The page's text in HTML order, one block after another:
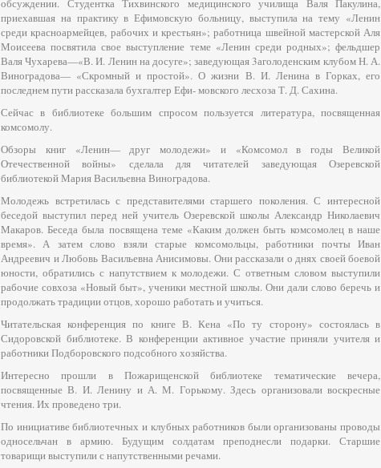
обсуждении. Студентка Тихвинского медицинского училища Валя Пакулина,
приехавшая на практику в Ефимовскую больницу, выступила на тему «Ленин
среди красноармейцев, рабочих и крестьян»; работница швейной мастерской Аля
Моисеева посвятила свое выступление теме «Ленин среди родных»; фельдшер
Валя Чухарева—«В. И. Ленин на досуге»; заведующая 3аголоденским клубом Н. А.
Виноградова— «Скромный и простой». О жизни В. И. Ленина в Горках, его
последнем пути рассказала бухгалтер Ефи- мовского лесхоза Т. Д. Сахина.
Сейчас в библиотеке большим спросом пользуется литература, посвященная
комсомолу.
Обзоры книг «Ленин— друг молодежи» и «Комсомол в годы Великой
Отечественной войны» сделала для читателей заведующая Озеревской
библиотекой Мария Васильевна Виноградова.
Молодежь встретилась с представителями старшего поколения. С интересной
беседой выступил перед ней учитель Озеревской школы Александр Николаевич
Макаров. Беседа была посвящена теме «Каким должен быть комсомолец в наше
время». А затем слово взяли старые комсомольцы, работники почты Иван
Андреевич и Любовь Васильевна Анисимовы. Они рассказали о днях своей боевой
юности, обратились с напутствием к молодежи. С ответным словом выступили
рабочие совхоза «Новый быт», ученики местной школы. Они дали слово беречь и
продолжать традиции отцов, хорошо работать и учиться.
Читательская конференция по книге В. Кена «По ту сторону» состоялась в
Сидоровской библиотеке. В конференции активное участие приняли учителя и
работники Подборовского подсобного хозяйства.
Интересно прошли в Пожарищенской библиотеке тематические вечера,
посвященные В. И. Ленину и А. М. Горькому. Здесь организовали воскресные
чтения. Их проведено три.
По инициативе библиотечных и клубных работников были организованы проводы
односельчан в армию. Будущим солдатам преподнесли подарки. Старшие
товарищи выступили с напутственными речами.